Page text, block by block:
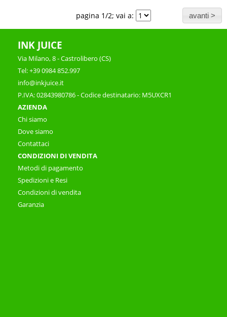
pagina 1/2; vai a:
INK JUICE
Via Milano, 8 - Castrolibero (CS)
Tel: +39 0984 852.997
info@inkjuice.it
P.IVA: 02843980786 - Codice destinatario: M5UXCR1
AZIENDA
Chi siamo
Dove siamo
Contattaci
CONDIZIONI DI VENDITA
Metodi di pagamento
Spedizioni e Resi
Condizioni di vendita
Garanzia